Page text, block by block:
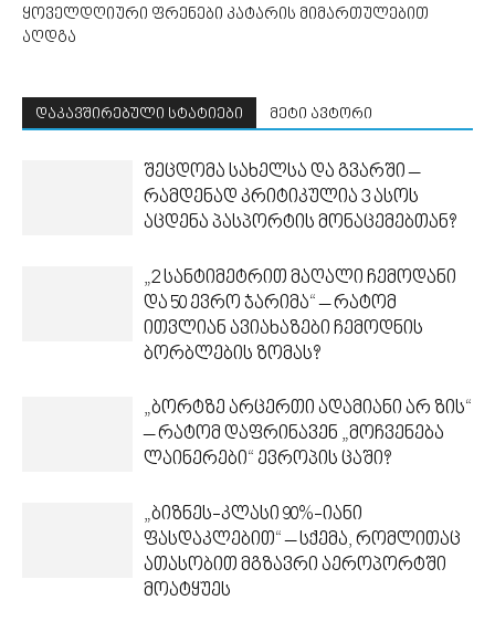
ყოველდღიური ფრენები კატარის მიმართულებით
აღდგა
დაკავშირებული სტატიები მეტი ავტორი
შეცდომა სახელსა და გვარში –
რამდენად კრიტიკულია 3 ასოს
აცდენა პასპორტის მონაცემებთან?
„2 სანტიმეტრით მაღალი ჩემოდანი
და 50 ევრო ჯარიმა“ – რატომ
ითვლიან ავიახაზები ჩემოდნის
ბორბლების ზომას?
„ბორტზე არცერთი ადამიანი არ ზის“
– რატომ დაფრინავენ „მოჩვენება
ლაინერები“ ევროპის ცაში?
„ბიზნეს-კლასი 90%-იანი
ფასდაკლებით“ – სქემა, რომლითაც
ათასობით მგზავრი აეროპორტში
მოატყუეს